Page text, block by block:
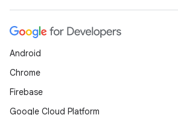
Android
Chrome
Firebase
Google Cloud Platform